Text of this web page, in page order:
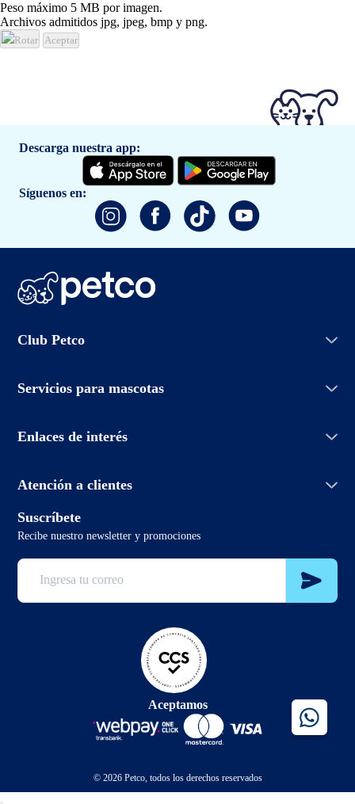
Peso máximo 5 MB por imagen.
Archivos admitidos jpg, jpeg, bmp y png.
Rotar Aceptar
Descarga nuestra app:
Síguenos en:
Club Petco
Iniciar sesión
Promociones
Servicios para mascotas
Grooming Salon
Aprendiendo de mascotas
Enlaces de interés
Políticas de devolución
Términos y condiciones promociones
Atención a clientes
Lunes a domingo de 7:00hrs a 0:00hrs
2 3321 6799
sclientes@petco.cl
Suscríbete
Recibe nuestro newsletter y promociones
Aceptamos
© 2026 Petco, todos los derechos reservados